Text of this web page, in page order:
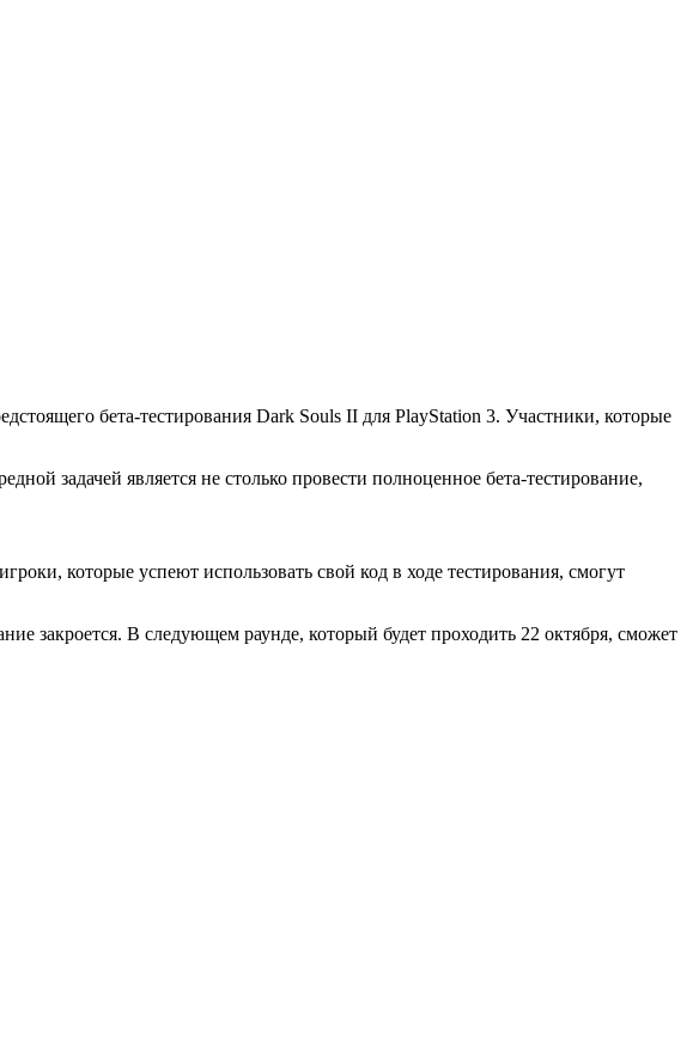
бета-тестирования Dark Souls II для PlayStation 3. Участники, которые
задачей является не столько провести полноценное бета-тестирование,
которые успеют использовать свой код в ходе тестирования, смогут
закроется. В следующем раунде, который будет проходить 22 октября, сможет